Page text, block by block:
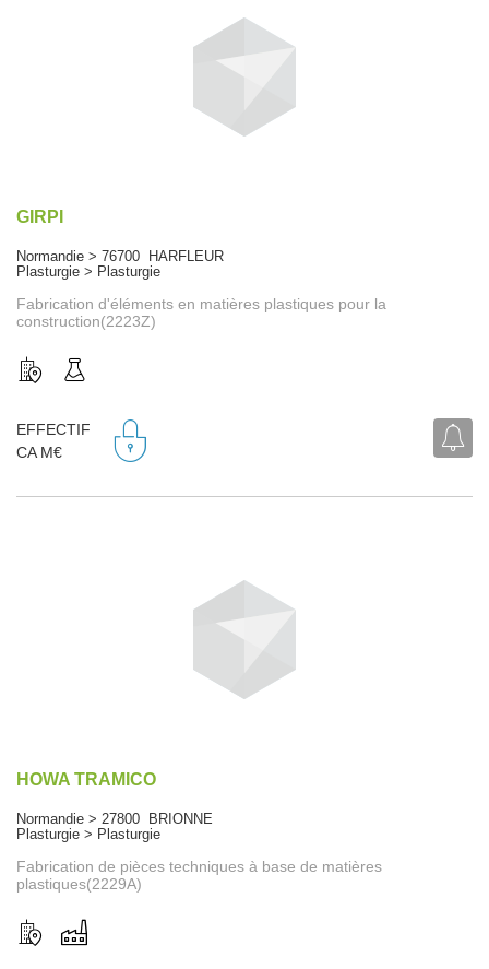
GIRPI
Normandie > 76700 HARFLEUR
Plasturgie > Plasturgie
Fabrication d'éléments en matières plastiques pour la
construction(2223Z)
EFFECTIF
CA M€
HOWA TRAMICO
Normandie > 27800 BRIONNE
Plasturgie > Plasturgie
Fabrication de pièces techniques à base de matières
plastiques(2229A)